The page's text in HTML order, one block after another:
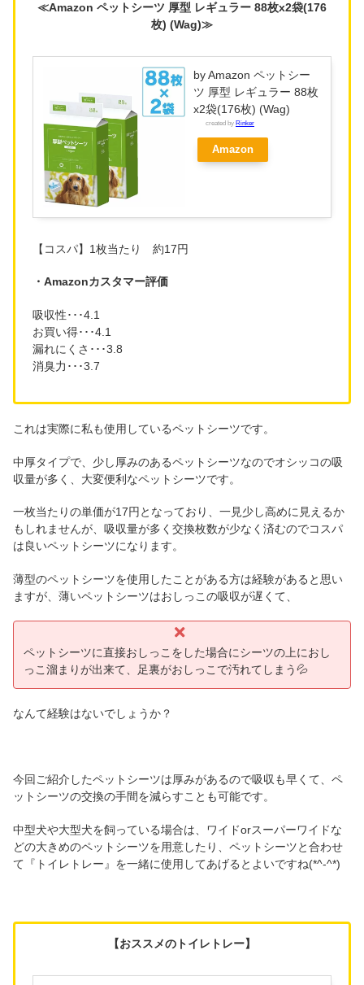
≪Amazon ペットシーツ 厚型 レギュラー 88枚x2袋(176
枚) (Wag)≫
by Amazon ペットシー
ツ 厚型 レギュラー 88枚
x2袋(176枚) (Wag)
created by Rinker
Amazon
【コスパ】1枚当たり 約17円
・Amazonカスタマー評価
吸収性･･･4.1
お買い得･･･4.1
漏れにくさ･･･3.8
消臭力･･･3.7
これは実際に私も使用しているペットシーツです。
中厚タイプで、少し厚みのあるペットシーツなのでオシッコの吸
収量が多く、大変便利なペットシーツです。
一枚当たりの単価が17円となっており、一見少し高めに見えるか
もしれませんが、吸収量が多く交換枚数が少なく済むのでコスパ
は良いペットシーツになります。
薄型のペットシーツを使用したことがある方は経験があると思い
ますが、薄いペットシーツはおしっこの吸収が遅くて、
ペットシーツに直接おしっこをした場合にシーツの上におし
っこ溜まりが出来て、足裏がおしっこで汚れてしまう💦
なんて経験はないでしょうか？
今回ご紹介したペットシーツは厚みがあるので吸収も早くて、ペ
ットシーツの交換の手間を減らすことも可能です。
中型犬や大型犬を飼っている場合は、ワイドorスーパーワイドな
どの大きめのペットシーツを用意したり、ペットシーツと合わせ
て『トイレトレー』を一緒に使用してあげるとよいですね(*^-^*)
【おススメのトイレトレー】